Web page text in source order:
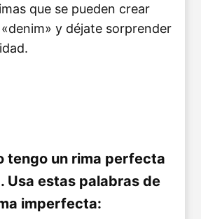
que se pueden crear
y déjate sorprender
tengo un rima perfecta
Usa estas palabras de
imperfecta: